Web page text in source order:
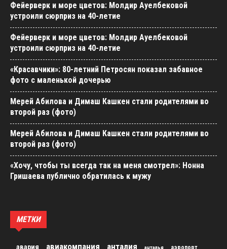
Фейерверк и море цветов: Молдир Ауелбековой
устроили сюрприз на 40-летие
Фейерверк и море цветов: Молдир Ауелбековой
устроили сюрприз на 40-летие
«Красавчики»: 80-летний Петросян показал забавное
фото с маленькой дочерью
Мерей Абилова и Димаш Кашкен стали родителями во
второй раз (фото)
Мерей Абилова и Димаш Кашкен стали родителями во
второй раз (фото)
«Хочу, чтобы ты всегда так на меня смотрел»: Нонна
Гришаева публично обратилась к мужу
МЕТКИ
авиакомпания анталия